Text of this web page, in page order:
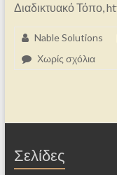
Διαδικτυακό Τόπο,
Nable Solutions
Χωρίς σχόλια
Σελίδες